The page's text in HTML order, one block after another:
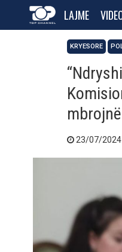
LAJME
KRYESORE
23/07/2024